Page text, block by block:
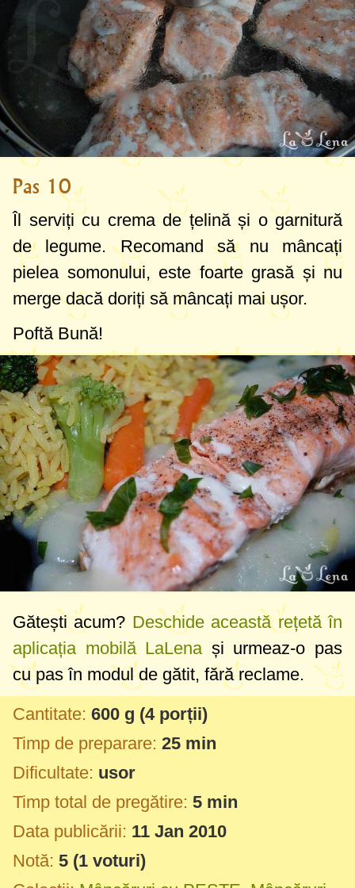
Pas 10
Îl serviți cu crema de țelină și o garnitură
de legume. Recomand să nu mâncați
pielea somonului, este foarte grasă și nu
merge dacă doriți să mâncați mai ușor.
Poftă Bună!
Gătești acum? Deschide această rețetă în
aplicația mobilă LaLena și urmeaz-o pas
cu pas în modul de gătit, fără reclame.
Cantitate: 600 g (4 porții)
Timp de preparare: 25 min
Dificultate: usor
Timp total de pregătire: 5 min
Data publicării: 11 Jan 2010
Notă: 5 (1 voturi)